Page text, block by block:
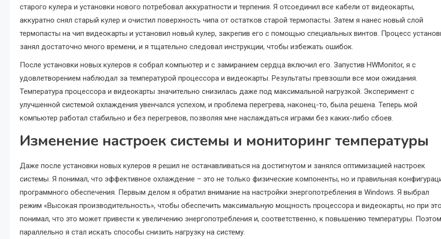
старого кулера и установки нового потребовал аккуратности и терпения. Я отсоединил все кабели от видеокарты,
аккуратно снял старый кулер и очистил поверхность чипа от остатков старой термопасты. Затем я нанес новый слой
термопасты на чип видеокарты и установил новый кулер, закрепив его с помощью специальных винтов. Процесс
занял достаточно много времени, и я тщательно следовал инструкции, чтобы избежать ошибок.
После установки новых кулеров я собрал компьютер и с замиранием сердца включил его. Запустив HWMonitor, я с
удовлетворением наблюдал за температурой процессора и видеокарты. Результаты превзошли все мои ожидания.
Температура процессора и видеокарты значительно снизилась даже под максимальной нагрузкой. Эксперимент с
улучшенной системой охлаждения увенчался успехом, и проблема перегрева, наконец-то, была решена. Теперь мой
компьютер работал стабильно и без перегревов, позволяя мне наслаждаться играми без каких-либо сбоев.
Изменение настроек системы и мониторинг температуры
Даже после установки новых кулеров я решил не останавливаться на достигнутом и занялся оптимизацией настроек
системы. Я понимал, что эффективное охлаждение – это не только физические компоненты, но и правильная
программного обеспечения. Первым делом я обратил внимание на настройки энергопотребления в Windows. Я выбрал
режим «Высокая производительность», чтобы обеспечить максимальную мощность процессора и видеокарты, но при
понимал, что это может привести к увеличению энергопотребления и, соответственно, к повышению температуры.
параллельно я стал искать способы снизить нагрузку на систему.